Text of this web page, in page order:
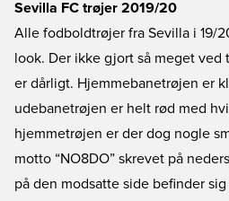
Sevilla FC trøjer 2019/20
Alle fodboldtrøjer fra Sevilla i 19/
look. Der ikke gjort så meget
er dårligt. Hjemmebanetrøjen er
udebanetrøjen er helt rød med
hjemmetrøjen er der dog nogle
motto “NO8DO” skrevet på
på den modsatte side befinder